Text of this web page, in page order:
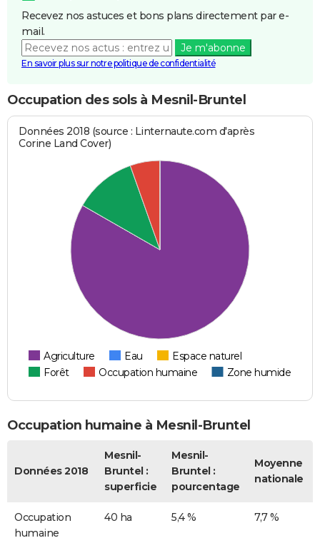
Recevez nos astuces et bons plans directement par e-
mail.
Je m'abonne
En savoir plus sur notre politique de confidentialité
Occupation des sols à Mesnil-Bruntel
Données 2018 (source : Linternaute.com d'après
Corine Land Cover)
Agriculture Eau
Espace naturel
Forêt
Occupation humaine Zone humide
Occupation humaine à Mesnil-Bruntel
Données 2018
Mesnil-
Bruntel :
superficie
Mesnil-
Bruntel :
pourcentage
Moyenne
nationale
Occupation
humaine
40 ha 5,4 % 7,7 %